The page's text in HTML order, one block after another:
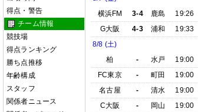
得点・警告
チーム情報
競技場
得点ランキング
勝ち点推移
年齢構成
スタッフ
関係者ニュース
横浜FM
3-4 鹿島 19:26
G大阪
4-3 浦和 19:33
8/8 (土)
柏
- 水戸 19:00
FC東京
- 町田 19:00
名古屋
- 清水 19:00
C大阪
- 岡山 19:00